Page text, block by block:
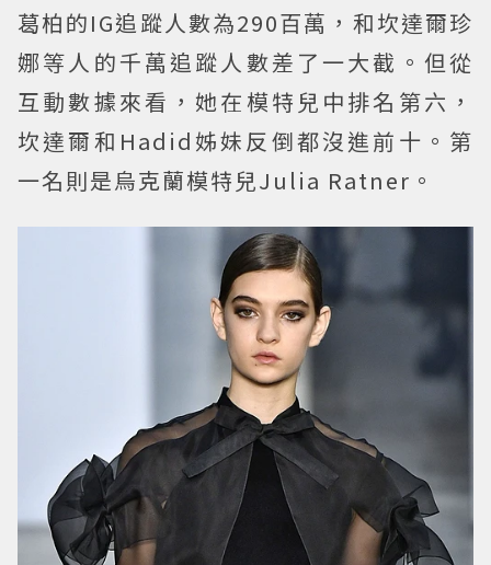
葛柏的IG追蹤人數為290百萬，和坎達爾珍
娜等人的千萬追蹤人數差了一大截。但從
互動數據來看，她在模特兒中排名第六，
坎達爾和Hadid姊妹反倒都沒進前十。第
一名則是烏克蘭模特兒Julia Ratner。